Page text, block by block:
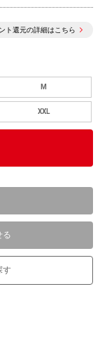
ト還元の詳細はこちら
M
XXL
る
す